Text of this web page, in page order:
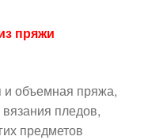
пряжи
и объемная пряжа,
пледов,
предметов